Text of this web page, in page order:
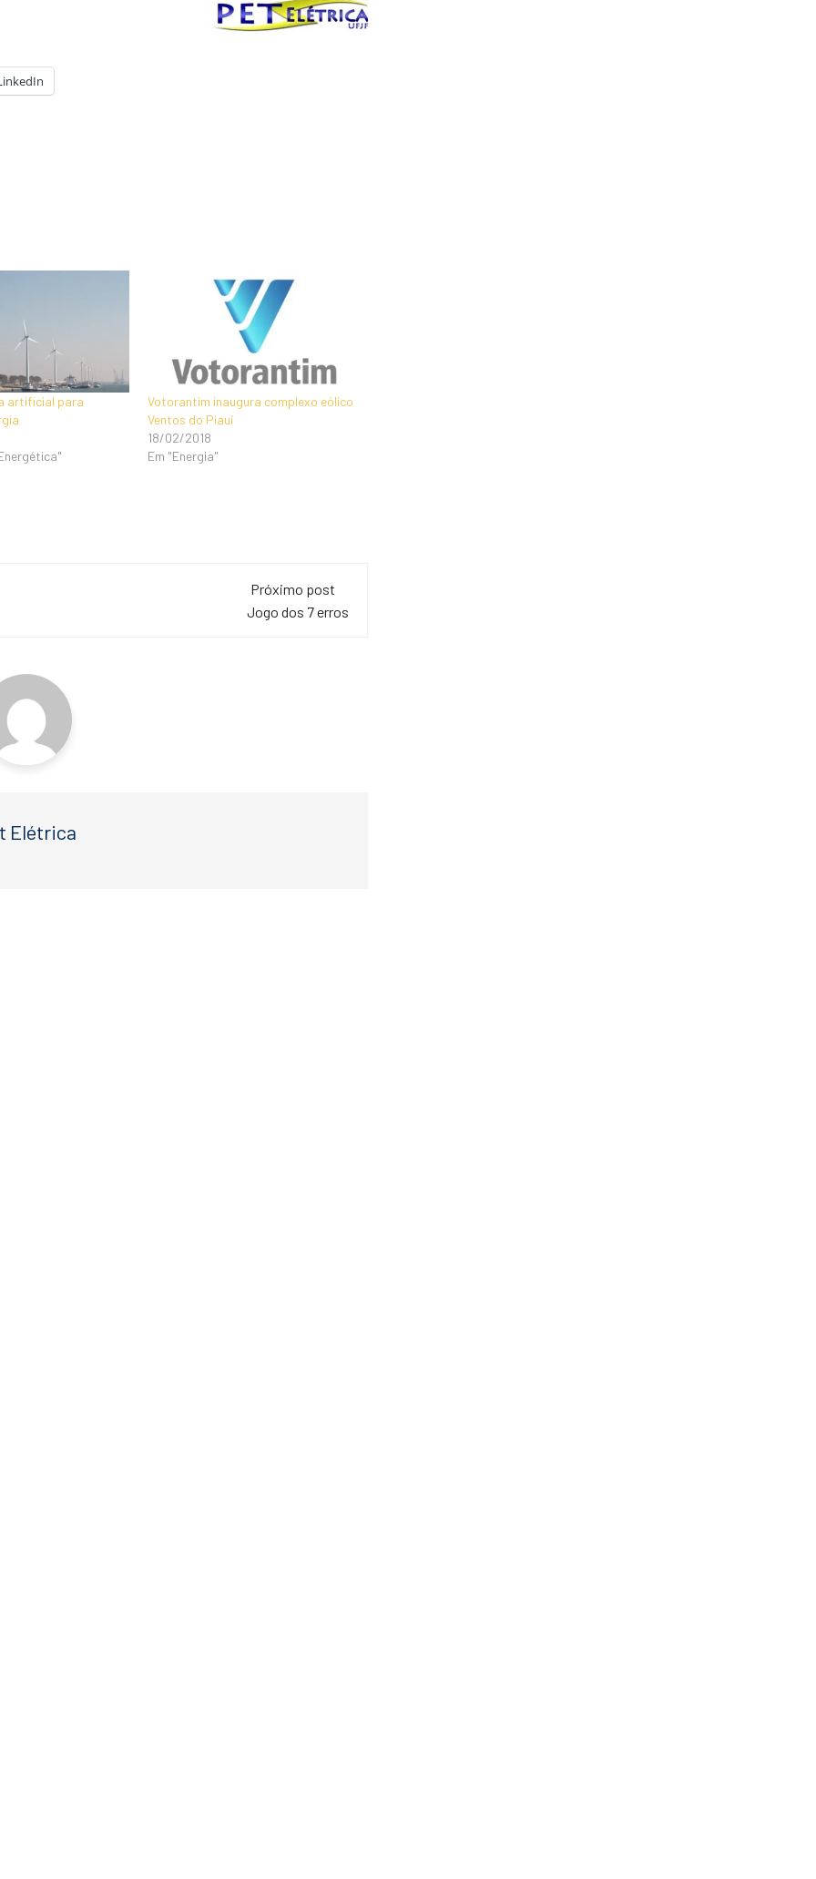
artificial para
Votorantim inaugura complexo eólico
Ventos do Piauí
18/02/2018
Em "Energia"
Próximo post
Jogo dos 7 erros
Elétrica